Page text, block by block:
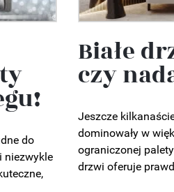
do
niezwykle
Białe
czy
Jeszcze
dominowały w
ograniczonej
drzwi oferuje